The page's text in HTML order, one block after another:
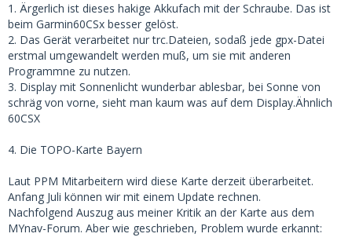
1. Ärgerlich ist dieses hakige Akkufach mit der Schraube. Das ist
beim Garmin60CSx besser gelöst.
2. Das Gerät verarbeitet nur trc.Dateien, sodaß jede gpx-Datei
erstmal umgewandelt werden muß, um sie mit anderen
Programmne zu nutzen.
3. Display mit Sonnenlicht wunderbar ablesbar, bei Sonne von
schräg von vorne, sieht man kaum was auf dem Display.Ähnlich
60CSX
4. Die TOPO-Karte Bayern
Laut PPM Mitarbeitern wird diese Karte derzeit überarbeitet.
Anfang Juli können wir mit einem Update rechnen.
Nachfolgend Auszug aus meiner Kritik an der Karte aus dem
MYnav-Forum. Aber wie geschrieben, Problem wurde erkannt: